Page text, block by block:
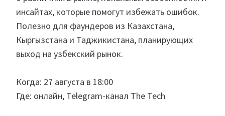
инсайтах, которые помогут избежать ошибок.
Полезно для фаундеров из Казахстана,
Кыргызстана и Таджикистана, планирующих
выход на узбекский рынок.
Когда: 27 августа в 18:00
Где: онлайн, Telegram-канал The Tech